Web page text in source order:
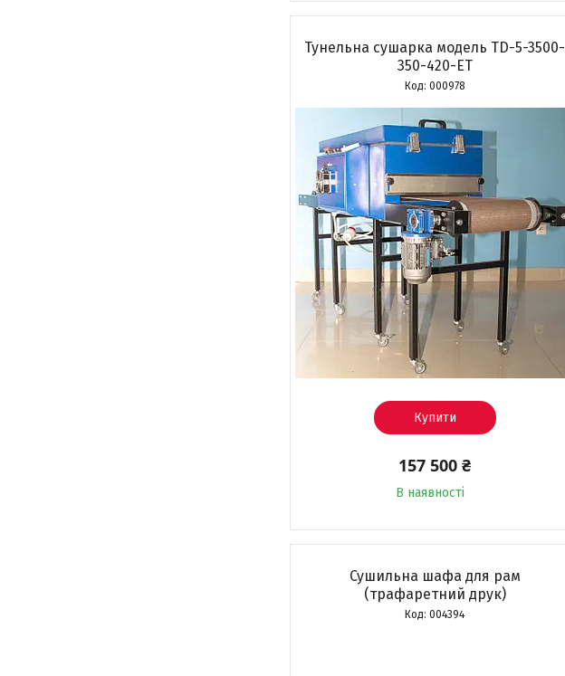
Тунельна сушарка модель TD-5-3500-
350-420-ET
000978
Купити
157 500 ₴
В наявності
Сушильна шафа для рам
(трафаретний друк)
004394